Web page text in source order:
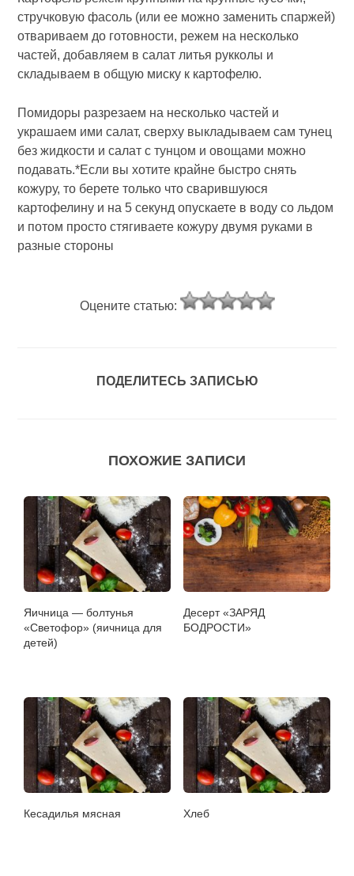
стручковую фасоль (или ее можно заменить спаржей)
отвариваем до готовности, режем на несколько
частей, добавляем в салат литья рукколы и
складываем в общую миску к картофелю.
Помидоры разрезаем на несколько частей и
украшаем ими салат, сверху выкладываем сам тунец
без жидкости и салат с тунцом и овощами можно
подавать.*Если вы хотите крайне быстро снять
кожуру, то берете только что сварившуюся
картофелину и на 5 секунд опускаете в воду со льдом
и потом просто стягиваете кожуру двумя руками в
разные стороны
Оцените статью:
ПОДЕЛИТЕСЬ ЗАПИСЬЮ
ПОХОЖИЕ ЗАПИСИ
Яичница — болтунья
«Светофор» (яичница для
детей)
Десерт «ЗАРЯД
БОДРОСТИ»
Кесадилья мясная Хлеб